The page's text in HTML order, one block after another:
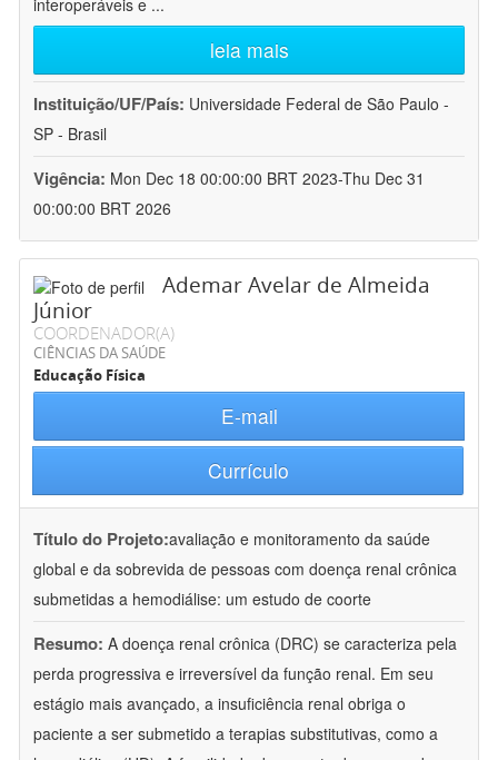
interoperáveis e ...
leia mais
Instituição/UF/País: Universidade Federal de São Paulo -
SP - Brasil
Vigência: Mon Dec 18 00:00:00 BRT 2023-Thu Dec 31
00:00:00 BRT 2026
Ademar Avelar de Almeida
Júnior
COORDENADOR(A)
CIÊNCIAS DA SAÚDE
Educação Física
E-mail
Currículo
Título do Projeto:avaliação e monitoramento da saúde
global e da sobrevida de pessoas com doença renal crônica
submetidas a hemodiálise: um estudo de coorte
Resumo: A doença renal crônica (DRC) se caracteriza pela
perda progressiva e irreversível da função renal. Em seu
estágio mais avançado, a insuficiência renal obriga o
paciente a ser submetido a terapias substitutivas, como a